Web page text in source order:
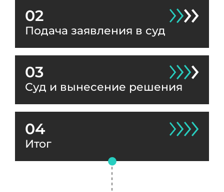
02
Подача заявления в суд
03
Суд и вынесение решения
04
Итог